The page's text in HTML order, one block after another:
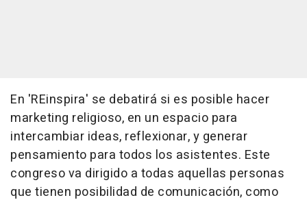
En 'REinspira' se debatirá si es posible hacer
marketing religioso, en un espacio para
intercambiar ideas, reflexionar, y generar
pensamiento para todos los asistentes. Este
congreso va dirigido a todas aquellas personas
que tienen posibilidad de comunicación, como